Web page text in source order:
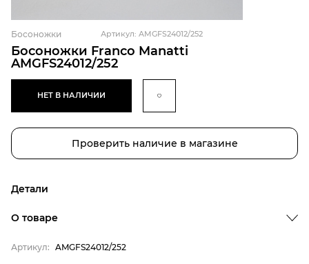
Босоножки Franco Manatti
AMGFS24012/252
Босоножки Артикул: AMGFS24012/252
НЕТ В НАЛИЧИИ
Проверить наличие в магазине
Детали
Страна производитель
О товаре
Артикул: AMGFS24012/252